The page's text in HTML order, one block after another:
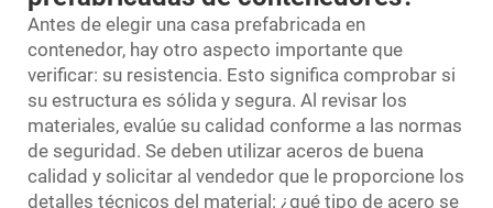
Antes de elegir una casa prefabricada en
contenedor, hay otro aspecto importante que
verificar: su resistencia. Esto significa comprobar si
su estructura es sólida y segura. Al revisar los
materiales, evalúe su calidad conforme a las normas
de seguridad. Se deben utilizar aceros de buena
calidad y solicitar al vendedor que le proporcione los
detalles técnicos del material: ¿qué tipo de acero se